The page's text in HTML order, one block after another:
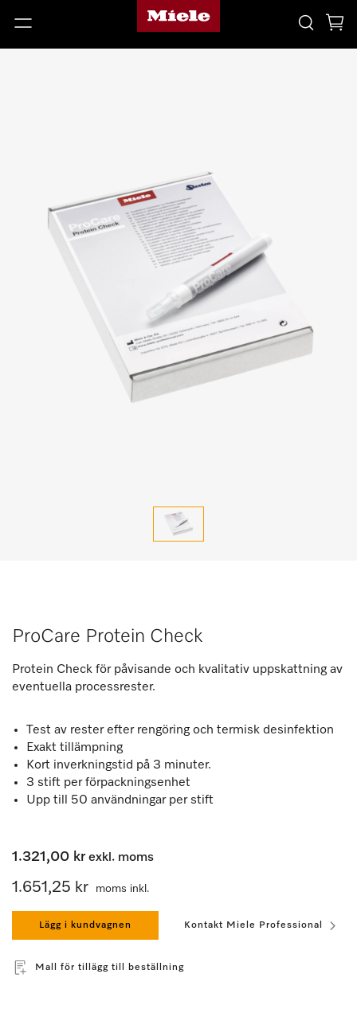
ProCare Protein Check
Protein Check för påvisande och kvalitativ uppskattning av
eventuella processrester.
Test av rester efter rengöring och termisk desinfektion
Exakt tillämpning
Kort inverkningstid på 3 minuter.
3 stift per förpackningsenhet
Upp till 50 användningar per stift
1.321,00 krexkl. moms
1.651,25 kr moms inkl.
Lägg i kundvagnen Kontakt Miele Professional
Mall för tillägg till beställning